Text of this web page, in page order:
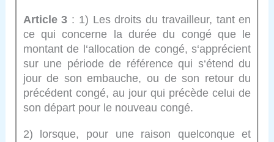
Article 3 : 1) Les droits du travailleur, tant en
ce qui concerne la durée du congé que le
montant de l‘allocation de congé, s‘apprécient
sur une période de référence qui s‘étend du
jour de son embauche, ou de son retour du
précédent congé, au jour qui précède celui de
son départ pour le nouveau congé.
2) lorsque, pour une raison quelconque et